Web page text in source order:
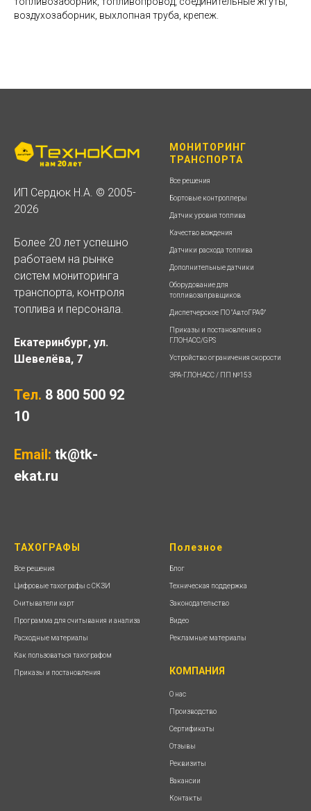
воздухозаборник, выхлопная труба, крепеж.
ИП Сердюк Н.А. © 2005-
2026
Более 20 лет успешно
работаем на рынке
систем мониторинга
транспорта, контроля
топлива и персонала.
Екатеринбург, ул.
Шевелёва, 7
Тел. 8 800 500 92
10
Email: tk@tk-
ekat.ru
МОНИТОРИНГ
ТРАНСПОРТА
Все решения
Бортовые контроллеры
Датчик уровня топлива
Качество вождения
Датчики расхода топлива
Дополнительные датчики
Оборудование для
топливозаправщиков
Диспетчерское ПО "АвтоГРАФ"
Приказы и постановления о
ГЛОНАСС/GPS
Устройство ограничения скорости
ЭРА-ГЛОНАСС / ПП №153
ТАХОГРАФЫ
Все решения
Цифровые тахографы с СКЗИ
Считыватели карт
Программа для считывания и анализа
Расходные материалы
Как пользоваться тахографом
Приказы и постановления
Полезное
Блог
Техническая поддержка
Законодательство
Видео
Рекламные материалы
КОМПАНИЯ
О нас
Производство
Сертификаты
Отзывы
Реквизиты
Вакансии
Контакты